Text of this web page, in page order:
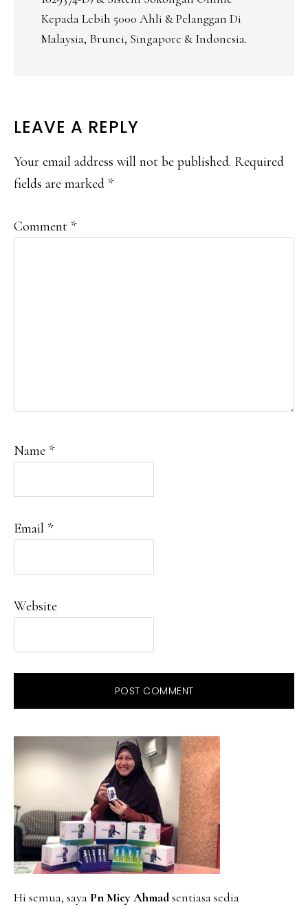
Kepada Lebih 5000 Ahli & Pelanggan Di
Malaysia, Brunei, Singapore & Indonesia.
READER
INTERACTIONS
LEAVE A REPLY
Your email address will not be published. Required
fields are marked *
Comment *
Name *
Email *
Website
PRIMARY
SIDEBAR
Hi semua, saya Pn Miey Ahmadsentiasa sedia